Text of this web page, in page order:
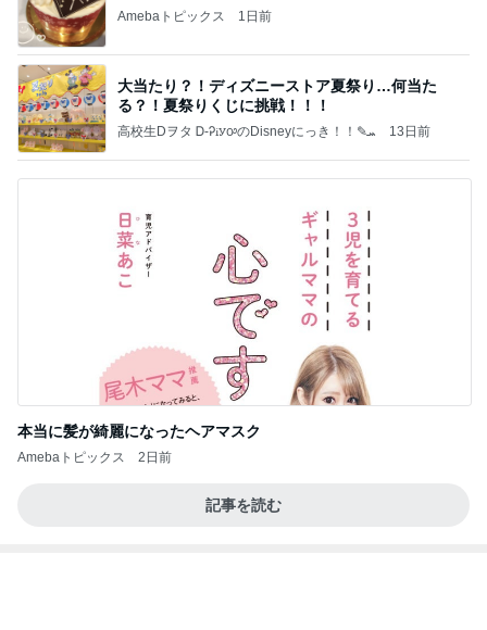
Amebaトピックス 1日前
大当たり？！ディズニーストア夏祭り…何当た
る？！夏祭りくじに挑戦！！！
高校生Dヲタ Ꭰ-ᎮꭵꭹꭴのDisneyにっき！！✎ܚ 13日前
本当に髪が綺麗になったヘアマスク
Amebaトピックス 2日前
記事を読む